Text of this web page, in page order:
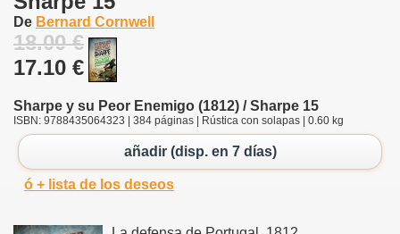
De Bernard Cornwell
18.00 €
17.10 €
Sharpe y su Peor Enemigo (1812) / Sharpe 15
ISBN: 9788435064323 | 384 páginas | Rústica con solapas | 0.60 kg
añadir (disp. en 7 días)
ó + lista de los deseos